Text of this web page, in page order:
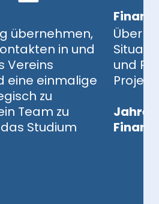
übernehmen,
in und
Vereins
eine einmalige
zu
Team zu
Studium
und